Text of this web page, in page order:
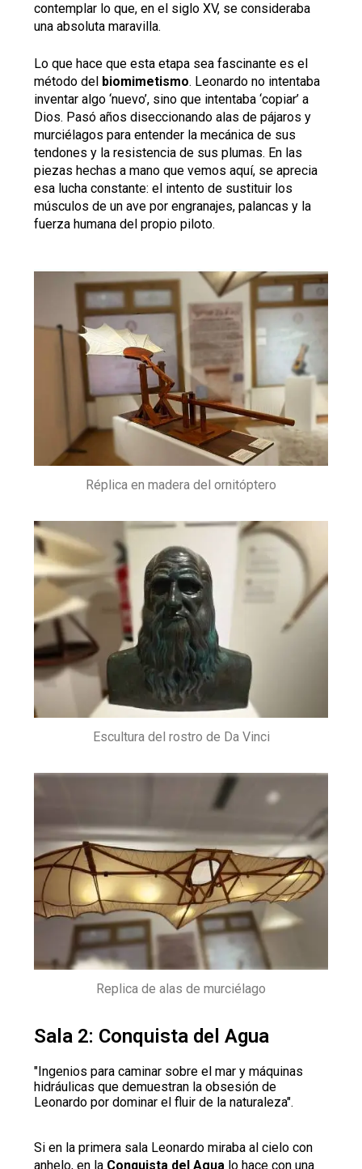
contemplar lo que, en el siglo XV, se consideraba
una absoluta maravilla.
Lo que hace que esta etapa sea fascinante es el
método del biomimetismo. Leonardo no intentaba
inventar algo ‘nuevo’, sino que intentaba ‘copiar’ a
Dios. Pasó años diseccionando alas de pájaros y
murciélagos para entender la mecánica de sus
tendones y la resistencia de sus plumas. En las
piezas hechas a mano que vemos aquí, se aprecia
esa lucha constante: el intento de sustituir los
músculos de un ave por engranajes, palancas y la
fuerza humana del propio piloto.
Réplica en madera del ornitóptero
Escultura del rostro de Da Vinci
Replica de alas de murciélago
Sala 2: Conquista del Agua
"Ingenios para caminar sobre el mar y máquinas
hidráulicas que demuestran la obsesión de
Leonardo por dominar el fluir de la naturaleza".
Si en la primera sala Leonardo miraba al cielo con
anhelo, en la Conquista del Agua lo hace con una